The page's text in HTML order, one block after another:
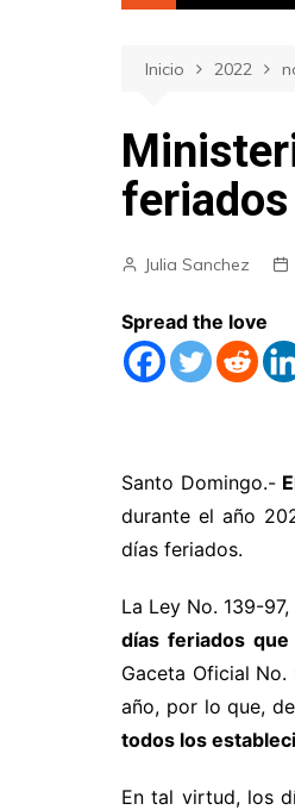
Inicio 2022
Julia Sanchez
Spread the love
Santo Domingo.-
durante el año
días feriados.
La Ley No. 139-
días feriados
Gaceta Oficial
año, por lo que,
todos los
En tal virtud, los